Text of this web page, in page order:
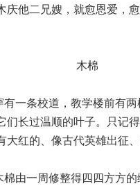
庆他二兄嫂，就愈恩爱，
木棉
一条校道，教学楼前有两
们长过温顺的叶子。只记
大红的、像古代英雄出征
由一周修整得四四方方的